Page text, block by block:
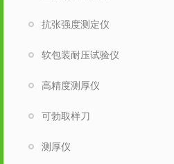
抗张强度测定仪
软包装耐压试验仪
高精度测厚仪
可勃取样刀
测厚仪